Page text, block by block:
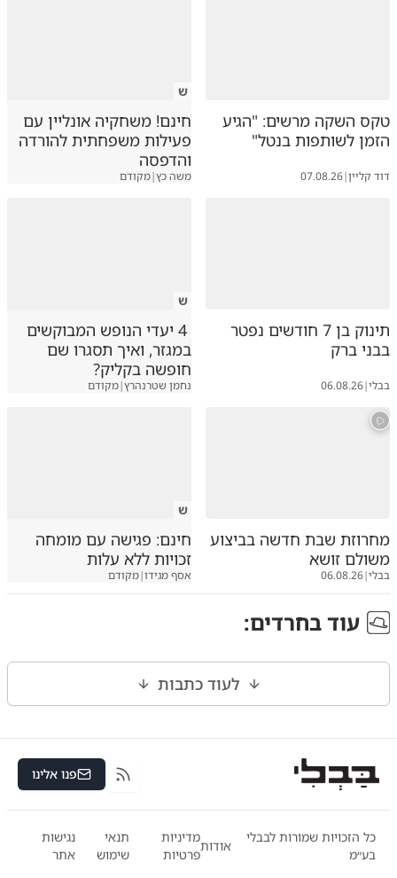
טקס השקה מרשים: "הגיע
הזמן לשותפות בנטל"
דוד קליין|
07.08.26
ש
חינם! משחקיה אונליין עם
פעילות משפחתית להורדה
והדפסה
משה כץ|מקודם
תינוק בן 7 חודשים נפטר
בבני ברק
בבלי|
06.08.26
ש
4 יעדי הנופש המבוקשים
במגזר, ואיך תסגרו שם
חופשה בקליק?
נחמן שטרנהרץ|מקודם
מחרוזת שבת חדשה בביצוע
משולם זושא
בבלי|
06.08.26
ש
חינם: פגישה עם מומחה
זכויות ללא עלות
אסף מגידו|מקודם
עוד בחרדים:
לעוד כתבות
RSS פנו אלינו
כל הזכויות שמורות לבבלי
בע״מ
אודות
מדיניות
פרטיות
תנאי
שימוש
נגישות
אתר